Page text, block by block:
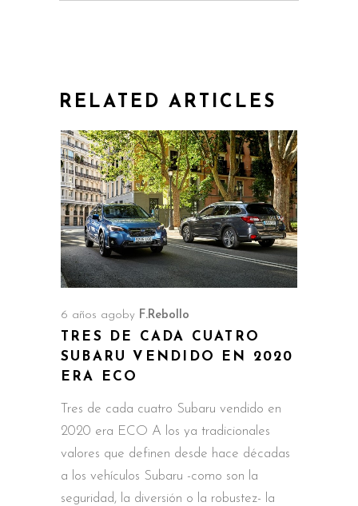
RELATED ARTICLES
6 años ago by F.Rebollo
TRES DE CADA CUATRO
SUBARU VENDIDO EN 2020
ERA ECO
Tres de cada cuatro Subaru vendido en
2020 era ECO A los ya tradicionales
valores que definen desde hace décadas
a los vehículos Subaru -como son la
seguridad, la diversión o la robustez- la